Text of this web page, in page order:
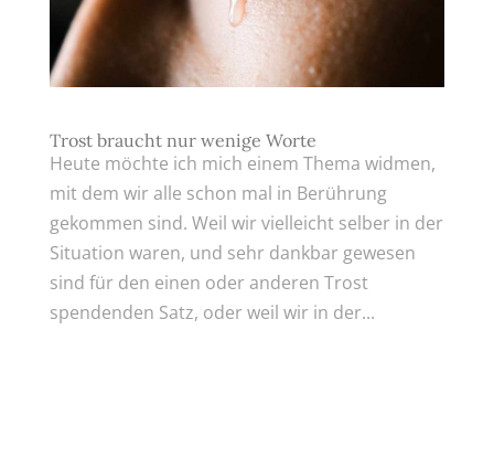
Trost braucht nur wenige Worte
Heute möchte ich mich einem Thema widmen,
mit dem wir alle schon mal in Berührung
gekommen sind. Weil wir vielleicht selber in der
Situation waren, und sehr dankbar gewesen
sind für den einen oder anderen Trost
spendenden Satz, oder weil wir in der...